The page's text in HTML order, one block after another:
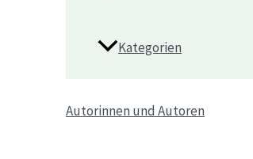
Kategorien
Autorinnen und Autoren